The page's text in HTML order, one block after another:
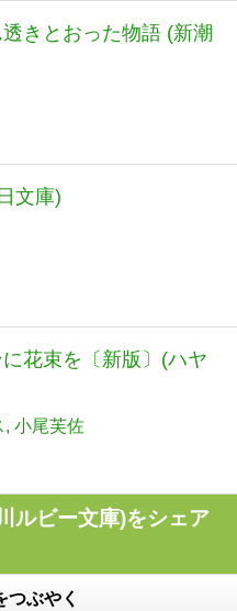
きとおった物語 (新潮
文庫)
花束を〔新版〕(ハヤ
小尾芙佐
ルビー文庫)をシェア
つぶやく